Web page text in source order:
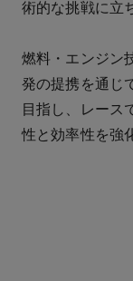
術的な挑戦に立
燃料・エンジン
発の提携を通じ
目指し、レース
性と効率性を強